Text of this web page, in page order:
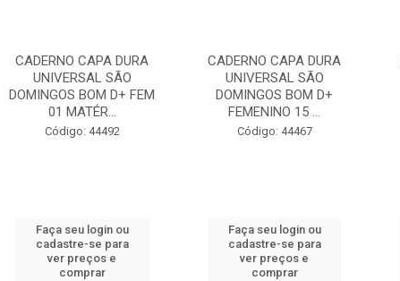
CADERNO CAPA DURA
UNIVERSAL SÃO
DOMINGOS BOM D+ FEM
01 MATÉR...
Código: 44492
Faça seu login ou
cadastre-se para
ver preços e
comprar
CADERNO CAPA DURA
UNIVERSAL SÃO
DOMINGOS BOM D+
FEMENINO 15 ...
Código: 44467
Faça seu login ou
cadastre-se para
ver preços e
comprar